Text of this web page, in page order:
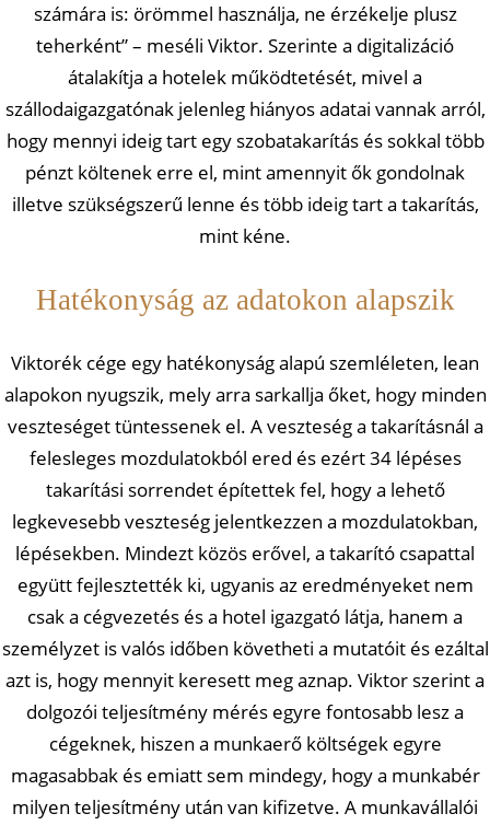
számára is: örömmel használja, ne érzékelje plusz
teherként” – meséli Viktor. Szerinte a digitalizáció
átalakítja a hotelek működtetését, mivel a
szállodaigazgatónak jelenleg hiányos adatai vannak arról,
hogy mennyi ideig tart egy szobatakarítás és sokkal több
pénzt költenek erre el, mint amennyit ők gondolnak
illetve szükségszerű lenne és több ideig tart a takarítás,
mint kéne.
Hatékonyság az adatokon alapszik
Viktorék cége egy hatékonyság alapú szemléleten, lean
alapokon nyugszik, mely arra sarkallja őket, hogy minden
veszteséget tüntessenek el. A veszteség a takarításnál a
felesleges mozdulatokból ered és ezért 34 lépéses
takarítási sorrendet építettek fel, hogy a lehető
legkevesebb veszteség jelentkezzen a mozdulatokban,
lépésekben. Mindezt közös erővel, a takarító csapattal
együtt fejlesztették ki, ugyanis az eredményeket nem
csak a cégvezetés és a hotel igazgató látja, hanem a
személyzet is valós időben követheti a mutatóit és ezáltal
azt is, hogy mennyit keresett meg aznap. Viktor szerint a
dolgozói teljesítmény mérés egyre fontosabb lesz a
cégeknek, hiszen a munkaerő költségek egyre
magasabbak és emiatt sem mindegy, hogy a munkabér
milyen teljesítmény után van kifizetve. A munkavállalói